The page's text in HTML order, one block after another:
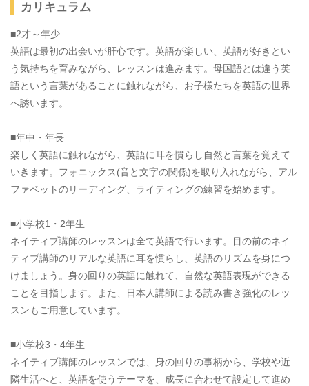
カリキュラム
■2才～年少
英語は最初の出会いが肝心です。英語が楽しい、英語が好きとい
う気持ちを育みながら、レッスンは進みます。母国語とは違う英
語という言葉があることに触れながら、お子様たちを英語の世界
へ誘います。
■年中・年長
楽しく英語に触れながら、英語に耳を慣らし自然と言葉を覚えて
いきます。フォニックス(音と文字の関係)を取り入れながら、アル
ファベットのリーディング、ライティングの練習を始めます。
■小学校1・2年生
ネイティブ講師のレッスンは全て英語で行います。目の前のネイ
ティブ講師のリアルな英語に耳を慣らし、英語のリズムを身につ
けましょう。身の回りの英語に触れて、自然な英語表現ができる
ことを目指します。また、日本人講師による読み書き強化のレッ
スンもご用意しています。
■小学校3・4年生
ネイティブ講師のレッスンでは、身の回りの事柄から、学校や近
隣生活へと、英語を使うテーマを、成長に合わせて設定して進め